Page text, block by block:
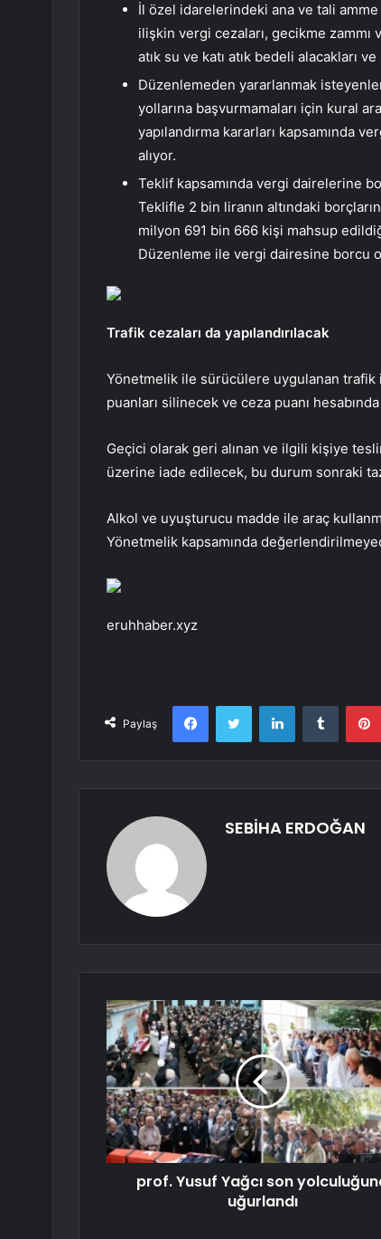
İl özel idarelerindeki ana ve tali
ilişkin vergi cezaları, gecikme zammı
atık su ve katı atık bedeli alacakları
Düzenlemeden yararlanmak
yollarına başvurmamaları için kural
yapılandırma kararları kapsamında
alıyor.
Teklif kapsamında vergi dairelerine
Teklifle 2 bin liranın altındaki
milyon 691 bin 666 kişi mahsup
Düzenleme ile vergi dairesine borcu
Trafik cezaları da yapılandırılacak
Yönetmelik ile sürücülere uygulanan trafik
puanları silinecek ve ceza puanı
Geçici olarak geri alınan ve ilgili kişiye
üzerine iade edilecek, bu durum sonraki
Alkol ve uyuşturucu madde ile araç
Yönetmelik kapsamında
eruhhaber.xyz
Paylaş
FacebookTwitter LinkedInTumblr
SEBİHA ERDOĞAN
prof. Yusuf Yağcı son
uğurlandı